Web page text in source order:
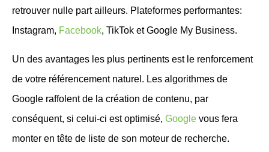
retrouver nulle part ailleurs. Plateformes performantes:
Instagram, Facebook, TikTok et Google My Business.
Un des avantages les plus pertinents est le renforcement
de votre référencement naturel. Les algorithmes de
Google raffolent de la création de contenu, par
conséquent, si celui-ci est optimisé, Google vous fera
monter en tête de liste de son moteur de recherche.